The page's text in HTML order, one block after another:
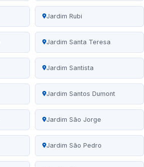
Jardim Rubi
Jardim Santa Teresa
Jardim Santista
Jardim Santos Dumont
Jardim São Jorge
Jardim São Pedro